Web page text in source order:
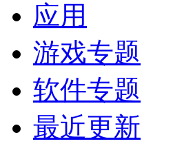
应用
游戏专题
软件专题
最近更新